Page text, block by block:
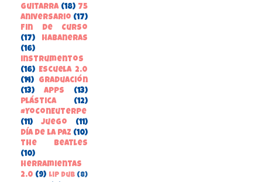
guitarra (18) 75
aniversario (17)
Fin de Curso
(17)
habaneras
(16)
instrumentos
(16) Escuela 2.0
(14)
Graduación
(13)
apps
(13)
Plástica
(12)
#YoConEuterpe
(11)
juego
(11)
Día de la Paz (10)
the beatles
(10)
herramientas
2.0 (9) Lip Dub (8)